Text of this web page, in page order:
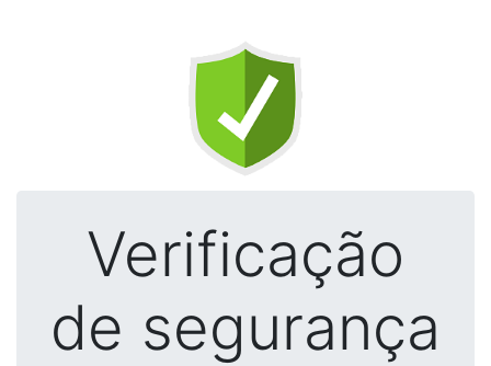
Verificação
de segurança